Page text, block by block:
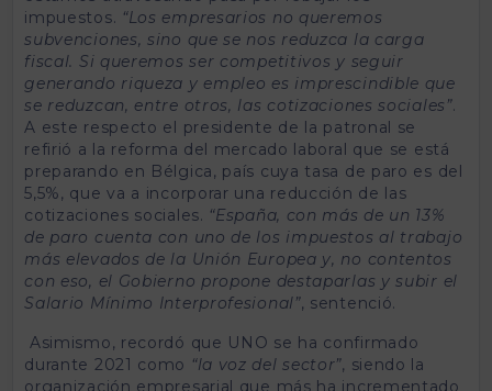
impuestos. “Los empresarios no queremos
subvenciones, sino que se nos reduzca la carga
fiscal. Si queremos ser competitivos y seguir
generando riqueza y empleo es imprescindible que
se reduzcan, entre otros, las cotizaciones sociales”.
A este respecto el presidente de la patronal se
refirió a la reforma del mercado laboral que se está
preparando en Bélgica, país cuya tasa de paro es del
5,5%, que va a incorporar una reducción de las
cotizaciones sociales. “España, con más de un 13%
de paro cuenta con uno de los impuestos al trabajo
más elevados de la Unión Europea y, no contentos
con eso, el Gobierno propone destaparlas y subir el
Salario Mínimo Interprofesional”, sentenció.
Asimismo, recordó que UNO se ha confirmado
durante 2021 como “la voz del sector”, siendo la
organización empresarial que más ha incrementado